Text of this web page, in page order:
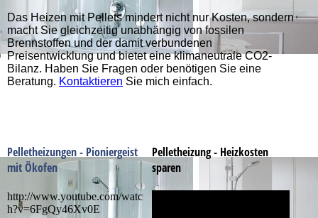
Das Heizen mit Pellets mindert nicht nur Kosten, sondern
macht Sie gleichzeitig unabhängig von fossilen
Brennstoffen und der damit verbundenen
Preisentwicklung und bietet eine klimaneutrale CO2-
Bilanz. Haben Sie Fragen oder benötigen Sie eine
Beratung. Kontaktieren Sie mich einfach.
Pelletheizungen - Pioniergeist
mit Ökofen
Pelletheizung - Heizkosten
sparen
http://www.youtube.com/watc
h?v=6FgQy46Xv0E